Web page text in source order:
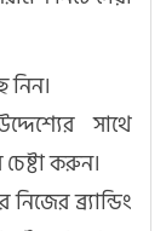
নিন।
সাথে
করুন।
ব্র্যান্ডিং